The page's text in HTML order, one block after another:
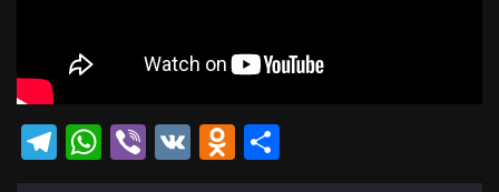
Telegram
WhatsApp
Viber
VK Odnoklassniki